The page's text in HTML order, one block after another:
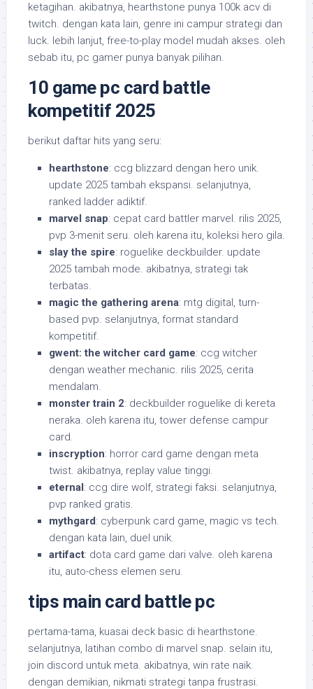
ketagihan. akibatnya, hearthstone punya 100k acv di
twitch. dengan kata lain, genre ini campur strategi dan
luck. lebih lanjut, free-to-play model mudah akses. oleh
sebab itu, pc gamer punya banyak pilihan.
10 game pc card battle
kompetitif 2025
berikut daftar hits yang seru:
hearthstone: ccg blizzard dengan hero unik.
update 2025 tambah ekspansi. selanjutnya,
ranked ladder adiktif.
marvel snap: cepat card battler marvel. rilis 2025,
pvp 3-menit seru. oleh karena itu, koleksi hero gila.
slay the spire: roguelike deckbuilder. update
2025 tambah mode. akibatnya, strategi tak
terbatas.
magic the gathering arena: mtg digital, turn-
based pvp. selanjutnya, format standard
kompetitif.
gwent: the witcher card game: ccg witcher
dengan weather mechanic. rilis 2025, cerita
mendalam.
monster train 2: deckbuilder roguelike di kereta
neraka. oleh karena itu, tower defense campur
card.
inscryption: horror card game dengan meta
twist. akibatnya, replay value tinggi.
eternal: ccg dire wolf, strategi faksi. selanjutnya,
pvp ranked gratis.
mythgard: cyberpunk card game, magic vs tech.
dengan kata lain, duel unik.
artifact: dota card game dari valve. oleh karena
itu, auto-chess elemen seru.
tips main card battle pc
pertama-tama, kuasai deck basic di hearthstone.
selanjutnya, latihan combo di marvel snap. selain itu,
join discord untuk meta. akibatnya, win rate naik.
dengan demikian, nikmati strategi tanpa frustrasi.